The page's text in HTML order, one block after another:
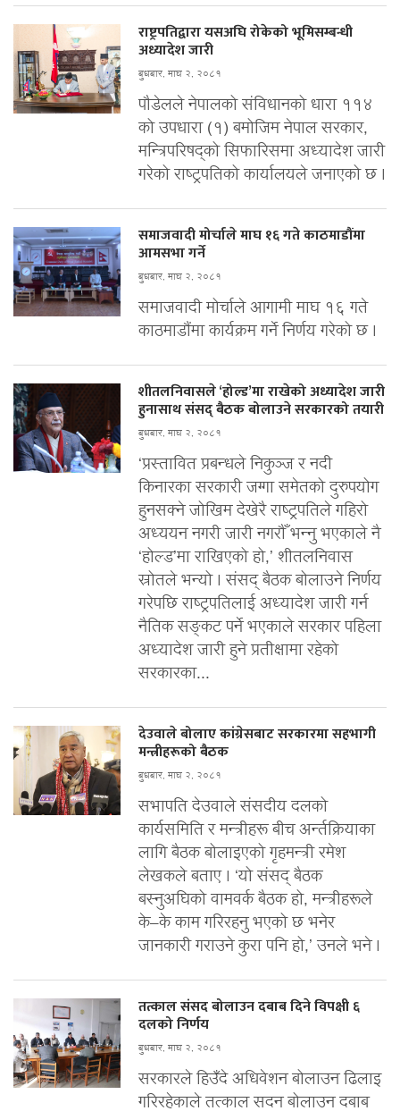
राष्ट्रपतिद्वारा यसअघि रोकेको भूमिसम्बन्धी
अध्यादेश जारी
बुधबार, माघ २, २०८१
पौडेलले नेपालको संविधानको धारा ११४
को उपधारा (१) बमोजिम नेपाल सरकार,
मन्त्रिपरिषद्को सिफारिसमा अध्यादेश जारी
गरेको राष्ट्रपतिको कार्यालयले जनाएको छ ।
समाजवादी मोर्चाले माघ १६ गते काठमाडौंमा
आमसभा गर्ने
बुधबार, माघ २, २०८१
समाजवादी मोर्चाले आगामी माघ १६ गते
काठमाडौंमा कार्यक्रम गर्ने निर्णय गरेको छ ।
शीतलनिवासले ‘होल्ड’मा राखेको अध्यादेश जारी
हुनासाथ संसद् बैठक बोलाउने सरकारको तयारी
बुधबार, माघ २, २०८१
‘प्रस्तावित प्रबन्धले निकुञ्ज र नदी
किनारका सरकारी जग्गा समेतको दुरुपयोग
हुनसक्ने जोखिम देखेरै राष्ट्रपतिले गहिरो
अध्ययन नगरी जारी नगरौँ भन्नु भएकाले नै
‘होल्ड’मा राखिएको हो,’ शीतलनिवास
स्रोतले भन्यो । संसद् बैठक बोलाउने निर्णय
गरेपछि राष्ट्रपतिलाई अध्यादेश जारी गर्न
नैतिक सङ्कट पर्ने भएकाले सरकार पहिला
अध्यादेश जारी हुने प्रतीक्षामा रहेको
सरकारका...
देउवाले बोलाए कांग्रेसबाट सरकारमा सहभागी
मन्त्रीहरूको बैठक
बुधबार, माघ २, २०८१
सभापति देउवाले संसदीय दलको
कार्यसमिति र मन्त्रीहरू बीच अर्न्तक्रियाका
लागि बैठक बोलाइएको गृहमन्त्री रमेश
लेखकले बताए । ‘यो संसद् बैठक
बस्नुअघिको वामवर्क बैठक हो, मन्त्रीहरूले
के–के काम गरिरहनु भएको छ भनेर
जानकारी गराउने कुरा पनि हो,’ उनले भने ।
तत्काल संसद बोलाउन दबाब दिने विपक्षी ६
दलको निर्णय
बुधबार, माघ २, २०८१
सरकारले हिउँदे अधिवेशन बोलाउन ढिलाइ
गरिरहेकाले तत्काल सदन बोलाउन दबाब